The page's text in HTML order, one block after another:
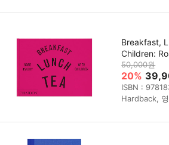
Breakfast,
Children:
50,000원
20%
ISBN :
Hardback,